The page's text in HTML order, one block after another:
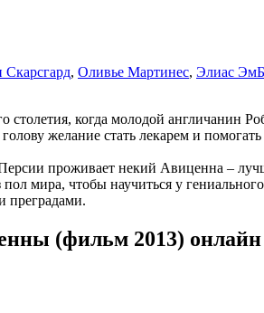
Скарсгард, Оливье Мартинес, Элиас
столетия, когда молодой англичанин
желание стать лекарем и
проживает некий Авиценна –
пол мира, чтобы научиться у
преградами.
(фильм 2013) онлайн